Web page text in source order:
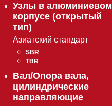
Узлы в алюминиевом
корпусе (открытый
тип)
Азиатский стандарт
SBR
TBR
Вал/Опора вала,
цилиндрические
направляющие